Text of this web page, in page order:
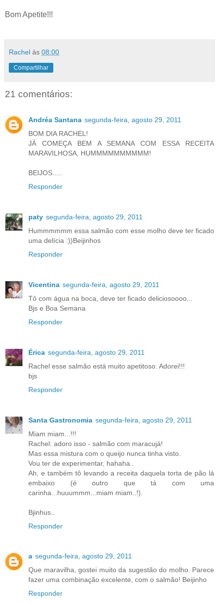
Bom Apetite!!!
Rachel às 08:00
Compartilhar
21 comentários:
Andréa Santana segunda-feira, agosto 29, 2011
BOM DIA RACHEL!
JÁ COMEÇA BEM A SEMANA COM ESSA RECEITA
MARAVILHOSA, HUMMMMMMMMMM!
BEIJOS.....
Responder
paty segunda-feira, agosto 29, 2011
Hummmmmm essa salmão com esse molho deve ter ficado
uma delícia :))Beijinhos
Responder
Vicentina segunda-feira, agosto 29, 2011
Tô com água na boca, deve ter ficado deliciosoooo...
Bjs e Boa Semana
Responder
Érica segunda-feira, agosto 29, 2011
Rachel esse salmão está muito apetitoso. Adorei!!!
bjs
Responder
Santa Gastronomia segunda-feira, agosto 29, 2011
Miam miam...!!!
Rachel: adoro isso - salmão com maracujá!
Mas essa mistura com o queijo nunca tinha visto.
Vou ter de experimentar, hahaha..
Ah, e também tô levando a receita daquela torta de pão lá
embaixo (é outro que tá com uma
carinha...huuummm...miam miam..!).
Bjinhus..
Responder
a segunda-feira, agosto 29, 2011
Que maravilha, gostei muito da sugestão do molho. Parece
fazer uma combinação excelente, com o salmão! Beijinho
Responder